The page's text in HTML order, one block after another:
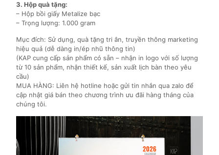
3. Hộp quà tặng:
– Hộp bồi giấy Metalize bạc
– Trọng lượng: 1.000 gram
Mục đích: Sử dụng, quà tặng tri ân, truyền thông marketing
hiệu quả (dễ dàng in/ép nhũ thông tin)
(KAP cung cấp sản phẩm có sẵn – nhận in logo với số lượng
từ 10 sản phẩm, nhận thiết kế, sản xuất lịch bàn theo yêu
cầu)
MUA HÀNG: Liên hệ hotline hoặc gửi tin nhắn qua zalo để
cập nhật giá bán theo chương trình ưu đãi hàng tháng của
chúng tôi.